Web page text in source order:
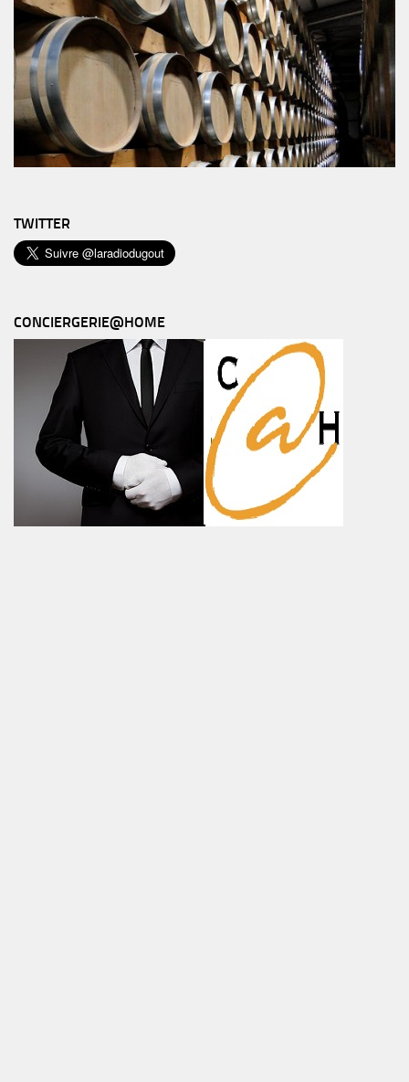
TWITTER
CONCIERGERIE@HOME